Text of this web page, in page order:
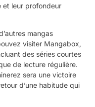
et leur profondeur
mangas
visiter Mangabox,
des séries courtes
de lecture régulière.
sera une victoire
d’une habitude qui